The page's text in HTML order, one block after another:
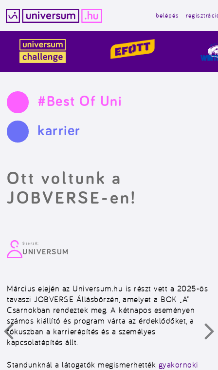
tartalomba
belépés
#Best Of Uni
karrier
Ott voltunk a
JOBVERSE-en!
Szerző:
UNIVERSUM
Március elején az Universum.hu is részt vett a 2025-ös
tavaszi JOBVERSE Állásbörzén, amelyet a BOK „A”
Csarnokban rendeztek meg. A kétnapos eseményen
számos kiállító és program várta az érdeklődőket, a
fókuszban a karrierépítés és a személyes
kapcsolatépítés állt.
Standunknál a látogatók megismerhették gyakornoki